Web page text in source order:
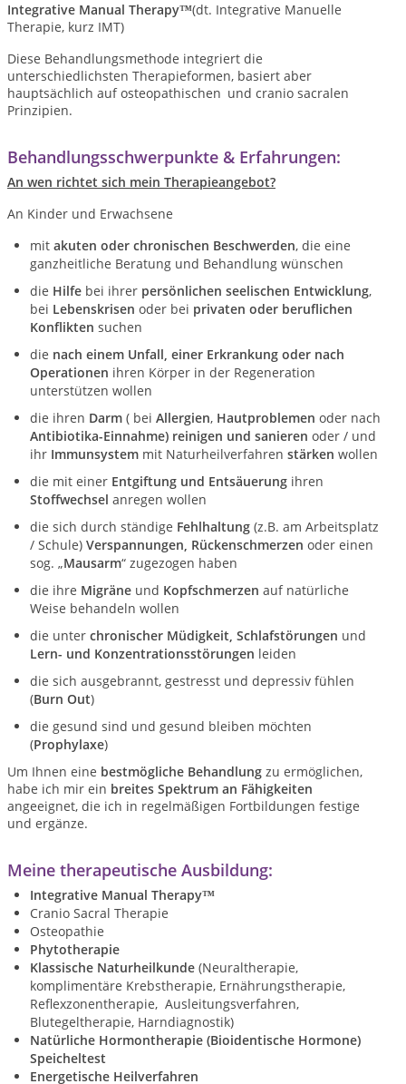
Integrative Manual Therapy™(dt. Integrative Manuelle
Therapie, kurz IMT)
Diese Behandlungsmethode integriert die
unterschiedlichsten Therapieformen, basiert aber
hauptsächlich auf osteopathischen und cranio sacralen
Prinzipien.
Behandlungsschwerpunkte & Erfahrungen:
An wen richtet sich mein Therapieangebot?
An Kinder und Erwachsene
mit akuten oder chronischen Beschwerden, die eine
ganzheitliche Beratung und Behandlung wünschen
die Hilfe bei ihrer persönlichen seelischen Entwicklung,
bei Lebenskrisen oder bei privaten oder beruflichen
Konflikten suchen
die nach einem Unfall, einer Erkrankung oder nach
Operationen ihren Körper in der Regeneration
unterstützen wollen
die ihren Darm ( bei Allergien, Hautproblemen oder nach
Antibiotika-Einnahme) reinigen und sanieren oder / und
ihr Immunsystem mit Naturheilverfahren stärken wollen
die mit einer Entgiftung und Entsäuerung ihren
Stoffwechsel anregen wollen
die sich durch ständige Fehlhaltung (z.B. am Arbeitsplatz
/ Schule) Verspannungen, Rückenschmerzen oder einen
sog. „Mausarm“ zugezogen haben
die ihre Migräne und Kopfschmerzen auf natürliche
Weise behandeln wollen
die unter chronischer Müdigkeit, Schlafstörungen und
Lern- und Konzentrationsstörungen leiden
die sich ausgebrannt, gestresst und depressiv fühlen
(Burn Out)
die gesund sind und gesund bleiben möchten
(Prophylaxe)
Um Ihnen eine bestmögliche Behandlung zu ermöglichen,
habe ich mir ein breites Spektrum an Fähigkeiten
angeeignet, die ich in regelmäßigen Fortbildungen festige
und ergänze.
Meine therapeutische Ausbildung:
Integrative Manual Therapy™
Cranio Sacral Therapie
Osteopathie
Phytotherapie
Klassische Naturheilkunde (Neuraltherapie,
komplimentäre Krebstherapie, Ernährungstherapie,
Reflexzonentherapie, Ausleitungsverfahren,
Blutegeltherapie, Harndiagnostik)
Natürliche Hormontherapie (Bioidentische Hormone)
Speicheltest
Energetische Heilverfahren